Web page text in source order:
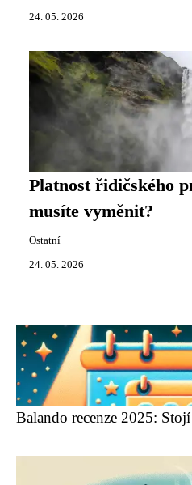
24. 05. 2026
Platnost řidičského
musíte vyměnit?
Ostatní
24. 05. 2026
Balando recenze 2025: